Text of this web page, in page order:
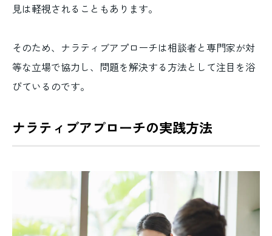
見は軽視されることもあります。
そのため、ナラティブアプローチは相談者と専門家が対
等な立場で協力し、問題を解決する方法として注目を浴
びているのです。
ナラティブアプローチの実践方法